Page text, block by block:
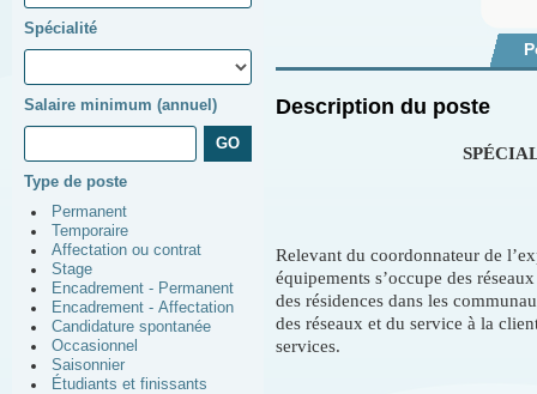
Spécialité
Salaire minimum (annuel)
Type de poste
Permanent
Temporaire
Affectation ou contrat
Stage
Encadrement - Permanent
Encadrement - Affectation
Candidature spontanée
Occasionnel
Saisonnier
Étudiants et finissants
Description du poste
Relevant du coordonnateur de
équipements s’occupe des
des résidences dans les
des réseaux et du service à la
services.